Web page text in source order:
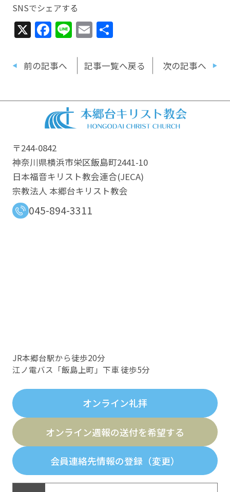
SNSでシェアする
X Facebook
LineEmail
共
前の記事へ 記事一覧へ戻る 次の記事へ
〒244-0842
神奈川県横浜市栄区飯島町2441-10
日本福音キリスト教会連合​(JECA)
宗教法人 本郷台キリスト教会
045-894-3311
JR本郷台駅から徒歩20分
江ノ電バス「飯島上町」下車 徒歩5分
オンライン礼拝
オンライン週報の送付を希望する
会員連絡先情報の登録（変更）